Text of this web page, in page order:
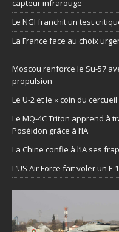
capteur infrarouge
Le NGI franchit un test
La France face au choix
Moscou renforce le Su-57
propulsion
Le U-2 et le « coin du
Le MQ-4C Triton apprend à
Poséidon grâce à l’IA
La Chine confie à l’IA ses
L’US Air Force fait voler un